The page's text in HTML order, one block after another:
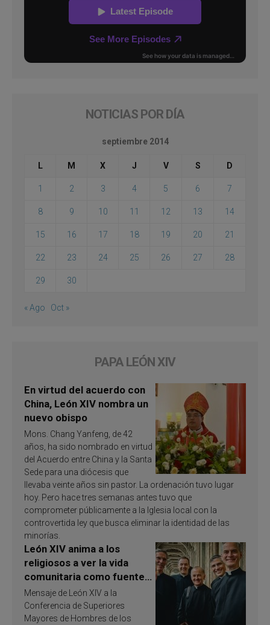
NOTICIAS POR DÍA
septiembre 2014
L M X J V S D
1 2 3 4 5 6 7
8 9 10 11 12 13 14
15 16 17 18 19 20 21
22 23 24 25 26 27 28
29 30
« Ago Oct »
PAPA LEÓN XIV
En virtud del acuerdo con
China, León XIV nombra un
nuevo obispo
Mons. Chang Yanfeng, de 42
años, ha sido nombrado en virtud
del Acuerdo entre China y la Santa
Sede para una diócesis que
llevaba veinte años sin pastor. La ordenación tuvo lugar
hoy. Pero hace tres semanas antes tuvo que
comprometer públicamente a la Iglesia local con la
controvertida ley que busca eliminar la identidad de las
minorías.
León XIV anima a los
religiosos a ver la vida
comunitaria como fuente
de inspiración y
santificación
Mensaje de León XIV a la
Conferencia de Superiores
Mayores de Hombres de los